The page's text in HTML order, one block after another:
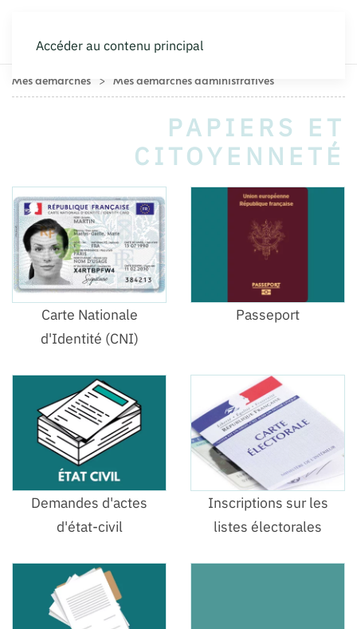
Accéder au contenu principal
Mes démarches Mes démarches administratives
PAPIERS ET
CITOYENNETÉ
Carte Nationale
d'Identité (CNI)
Passeport
Demandes d'actes
d'état-civil
Inscriptions sur les
listes électorales